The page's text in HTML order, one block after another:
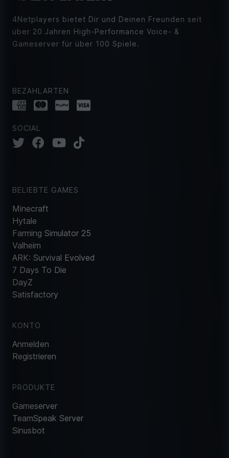
4Netplayers bietet Dir und Deinen Freunden seit
über 20 Jahren High-Performance Voice- &
Gameserver für über 100 Spiele.
BEZAHLARTEN
SOCIAL
BELIEBTE GAMES
Minecraft
Hytale
Farming Simulator 25
Valheim
ARK: Survival Evolved
7 Days To Die
DayZ
Satisfactory
KONTO
Anmelden
Registrieren
PRODUKTE
Gameserver
TeamSpeak Server
Sinusbot